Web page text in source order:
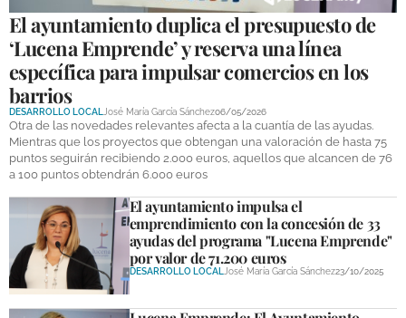
OCIO
COFRADÍAS
DEPORTES
COMPETICIONES
DEPORTE BASE
OPINIÓN
VENTANA CIUDADANA
CÓRDOBA
El ayuntamiento duplica el presupuesto de
‘Lucena Emprende’ y reserva una línea
específica para impulsar comercios en los
barrios
DESARROLLO LOCAL José María García Sánchez06/05/2026
Otra de las novedades relevantes afecta a la cuantía de las ayudas.
Mientras que los proyectos que obtengan una valoración de hasta 75
puntos seguirán recibiendo 2.000 euros, aquellos que alcancen de 76
a 100 puntos obtendrán 6.000 euros
El ayuntamiento impulsa el
emprendimiento con la concesión de 33
ayudas del programa "Lucena Emprende"
por valor de 71.200 euros
DESARROLLO LOCAL José María García Sánchez23/10/2025